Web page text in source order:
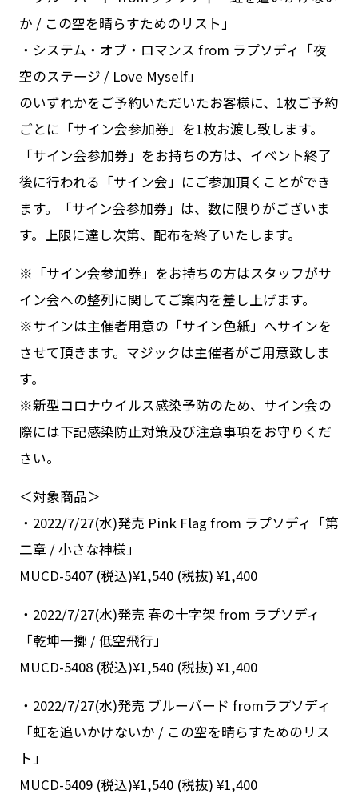
か / この空を晴らすためのリスト」
・システム・オブ・ロマンス from ラプソディ「夜
空のステージ / Love Myself」
のいずれかをご予約いただいたお客様に、1枚ご予約
ごとに「サイン会参加券」を1枚お渡し致します。
「サイン会参加券」をお持ちの方は、イベント終了
後に行われる「サイン会」にご参加頂くことができ
ます。「サイン会参加券」は、数に限りがございま
す。上限に達し次第、配布を終了いたします。
※「サイン会参加券」をお持ちの方はスタッフがサ
イン会への整列に関してご案内を差し上げます。
※サインは主催者用意の「サイン色紙」へサインを
させて頂きます。マジックは主催者がご用意致しま
す。
※新型コロナウイルス感染予防のため、サイン会の
際には下記感染防止対策及び注意事項をお守りくだ
さい。
＜対象商品＞
・2022/7/27(水)発売 Pink Flag from ラプソディ「第
二章 / 小さな神様」
MUCD-5407 (税込)¥1,540 (税抜) ¥1,400
・2022/7/27(水)発売 春の十字架 from ラプソディ
「乾坤一擲 / 低空飛行」
MUCD-5408 (税込)¥1,540 (税抜) ¥1,400
・2022/7/27(水)発売 ブルーバード fromラプソディ
「虹を追いかけないか / この空を晴らすためのリス
ト」
MUCD-5409 (税込)¥1,540 (税抜) ¥1,400